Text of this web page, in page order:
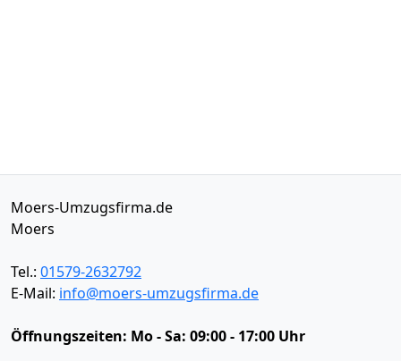
Moers-Umzugsfirma.de
Moers
Tel.: 01579-2632792
E-Mail: info@moers-umzugsfirma.de
Öffnungszeiten: Mo - Sa: 09:00 - 17:00 Uhr